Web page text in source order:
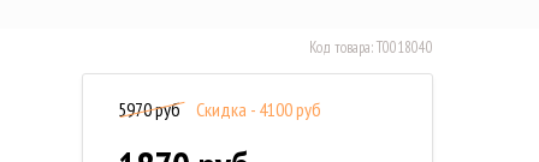
Код товара:Т0018040
5970 руб Скидка - 4100 руб